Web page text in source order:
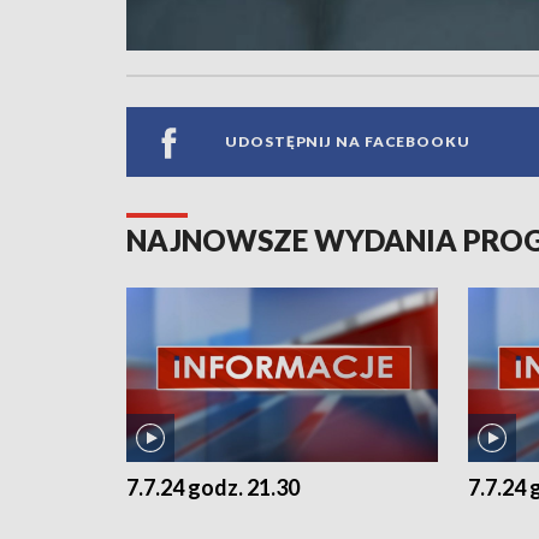
UDOSTĘPNIJ NA FACEBOOKU
NAJNOWSZE WYDANIA
7.7.24 godz. 21.30 7.7.24